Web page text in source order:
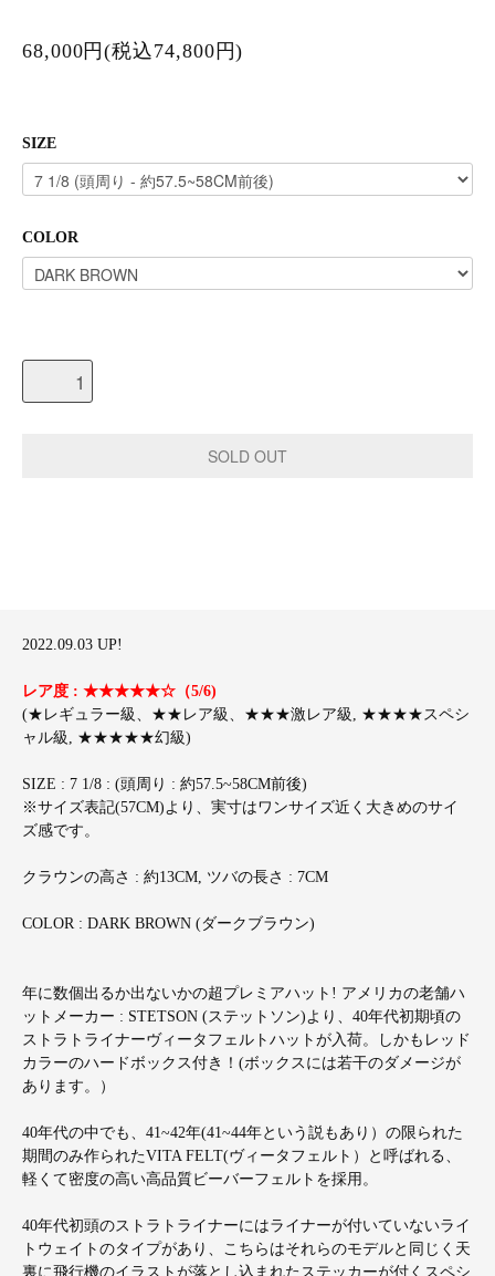
68,000円(税込74,800円)
SIZE
COLOR
2022.09.03 UP!
レア度 : ★★★★★☆（5/6)
(★レギュラー級、★★レア級、★★★激レア級, ★★★★スペシ
ャル級, ★★★★★幻級)
SIZE : 7 1/8 : (頭周り : 約57.5~58CM前後)
※サイズ表記(57CM)より、実寸はワンサイズ近く大きめのサイ
ズ感です。
クラウンの高さ : 約13CM, ツバの長さ : 7CM
COLOR : DARK BROWN (ダークブラウン)
年に数個出るか出ないかの超プレミアハット! アメリカの老舗ハ
ットメーカー : STETSON (ステットソン)より、40年代初期頃の
ストラトライナーヴィータフェルトハットが入荷。しかもレッド
カラーのハードボックス付き！(ボックスには若干のダメージが
あります。）
40年代の中でも、41~42年(41~44年という説もあり）の限られた
期間のみ作られたVITA FELT(ヴィータフェルト）と呼ばれる、
軽くて密度の高い高品質ビーバーフェルトを採用。
40年代初頭のストラトライナーにはライナーが付いていないライ
トウェイトのタイプがあり、こちらはそれらのモデルと同じく天
裏に飛行機のイラストが落とし込まれたステッカーが付くスペシ